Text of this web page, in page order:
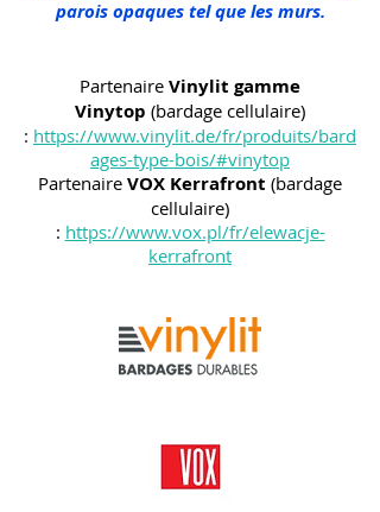
parois opaques tel que les murs.
Partenaire Vinylit gamme
Vinytop (bardage cellulaire)
: https://www.vinylit.de/fr/produits/bard
ages-type-bois/#vinytop
Partenaire VOX Kerrafront (bardage
cellulaire)
: https://www.vox.pl/fr/elewacje-
kerrafront